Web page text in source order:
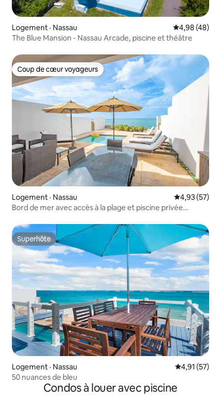
Logement · Nassau Note
4,98 (48)
The Blue Mansion - Nassau Arcade, piscine et théâtre
Coup de cœur voyageurs
Coup de cœur voyageurs
Logement · Nassau Note
4,93 (57)
Bord de mer avec accès à la plage et piscine privée
Superhôte
Superhôte
Logement · Nassau Note
4,91 (57)
50 nuances de bleu
Condos à louer avec piscine